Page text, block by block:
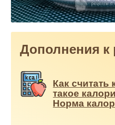
Дополнения к
Как считать
такое
Норма